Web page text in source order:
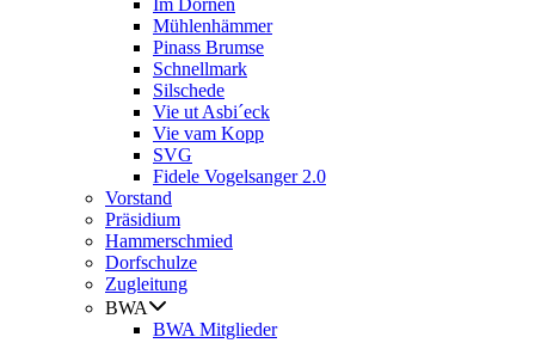
Im Dörnen
Mühlenhämmer
Pinass Brumse
Schnellmark
Silschede
Vie ut Asbi´eck
Vie vam Kopp
SVG
Fidele Vogelsanger 2.0
Vorstand
Präsidium
Hammerschmied
Dorfschulze
Zugleitung
BWA
BWA Mitglieder